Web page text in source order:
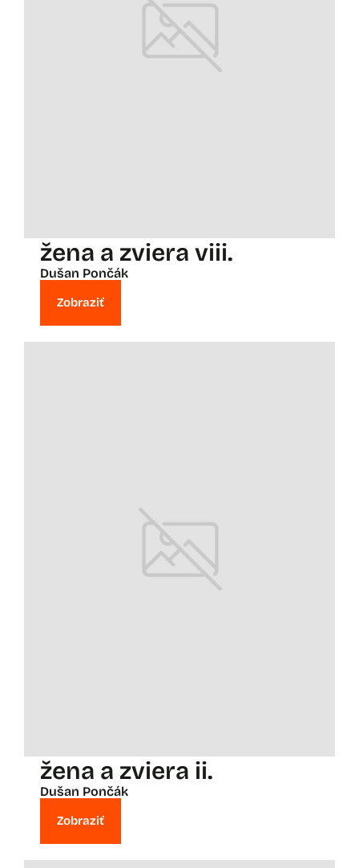
žena a zviera viii.
Dušan Pončák
Zobraziť
žena a zviera ii.
Dušan Pončák
Zobraziť